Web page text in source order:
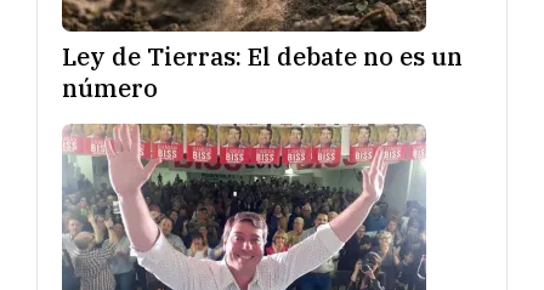
Ley de Tierras: El debate no es un
número